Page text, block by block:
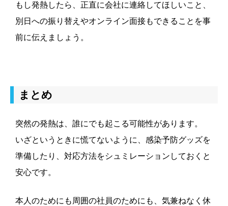
もし発熱したら、正直に会社に連絡してほしいこと、
別日への振り替えやオンライン面接もできることを事
前に伝えましょう。
まとめ
突然の発熱は、誰にでも起こる可能性があります。
いざというときに慌てないように、感染予防グッズを
準備したり、対応方法をシュミレーションしておくと
安心です。
本人のためにも周囲の社員のためにも、気兼ねなく休